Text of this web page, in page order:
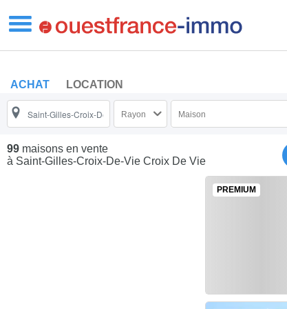
ACHAT LOCATION
Rayon Maison
99 maisons en vente
à Saint-Gilles-Croix-De-Vie Croix De Vie
PREMIUM